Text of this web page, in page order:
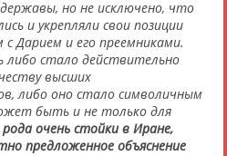
но не исключено, что
и укрепляли свои позиции
сДарием и его преемниками.
либо стало действительно
высших
либо оно стало символичным
быть и не только для
очень стойки в Иране,
предложенное объяснение